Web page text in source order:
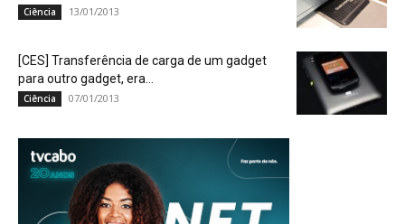
Ciência 13/01/2013
[CES] Transferência de carga de um gadget
para outro gadget, era...
Ciência 07/01/2013